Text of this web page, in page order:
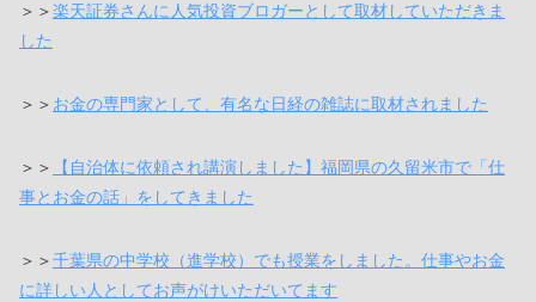
＞＞楽天証券さんに人気投資ブロガーとして取材していただきま
した
＞＞ お金の専門家として、有名な日経の雑誌に取材されました
＞＞
【自治体に依頼され講演しました】福岡県の久留米市で「仕
事とお金の話」をしてきました
＞＞千葉県の中学校（進学校）でも授業をしました。仕事やお金
に詳しい人としてお声がけいただいてます